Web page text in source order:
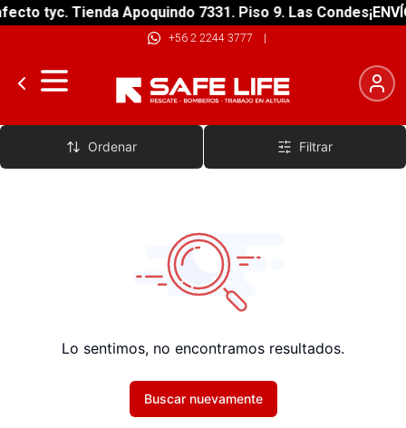
tyc. Tienda Apoquindo 7331. Piso 9. Las Condes
+56 2 2244 3777 |
Zapatos
Ordenar Filtrar
Lo sentimos, no encontramos resultados.
Buscar nuevamente